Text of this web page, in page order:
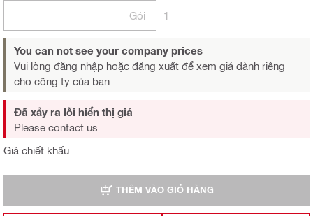
Gói 1
You can not see your company prices
Vui lòng đăng nhập hoặc đăng xuất để xem giá dành riêng
cho công ty của bạn
Giá chiết khấu
Đã xảy ra lỗi hiển thị giá
Please contact us
THÊM VÀO GIỎ HÀNG